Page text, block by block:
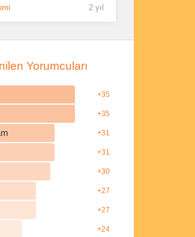
2 yıl
Yorumcuları
+35
+35
+31
+31
+30
+27
+27
+24